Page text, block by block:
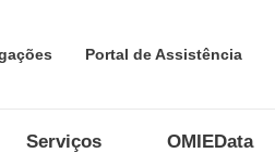
Portal de Assistência
Serviços OMIEData